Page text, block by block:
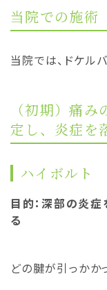
当院での施術
当院では、ドケル
（初期）痛
定し、炎症を
ハイボルト
目的：深部の炎
る
どの腱が引っかか